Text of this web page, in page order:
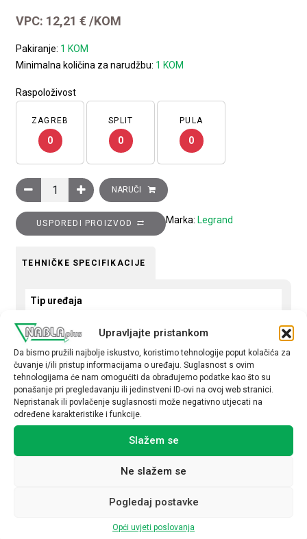
Upravljajte pristankom
Da bismo pružili najbolje iskustvo, koristimo tehnologije poput kolačića za
čuvanje i/ili pristup informacijama o uređaju. Suglasnost s ovim
tehnologijama će nam omogućiti da obrađujemo podatke kao što su
ponašanje pri pregledavanju ili jedinstveni ID-ovi na ovoj web stranici.
Nepristanak ili povlačenje suglasnosti može negativno utjecati na
određene karakteristike i funkcije.
Slažem se
Ne slažem se
Pogledaj postavke
Opći uvjeti poslovanja
VPC: 12,21€ /KOM
Pakiranje: 1 KOM
Minimalna količina za narudžbu: 1 KOM
Raspoloživost
ZAGREB
0
SPLIT
0
PULA
0
Ukrasni okvir Clasia, 2 modula, crno nikal količina
NARUČI
USPOREDI PROIZVOD Marka: Legrand
TEHNIČKE SPECIFIKACIJE
Tip uređaja
Okvir
dvostruki
Povezani proizvodi